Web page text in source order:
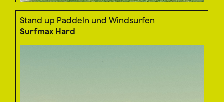
Stand up Paddeln und Windsurfen
Surfmax Hard